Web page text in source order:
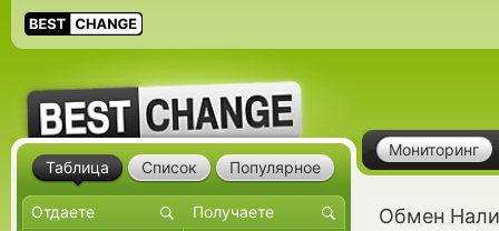
Мониторинг
Обмен
Таблица Список Популярное